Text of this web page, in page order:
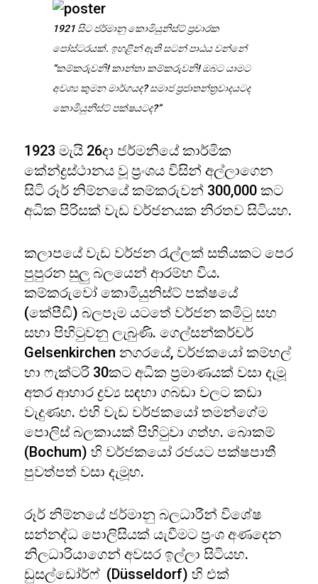
1921 සිට ජර්මානු කොමියුනිස්ට් ප්‍රචාරක
පෝස්ටරයක්. ඉහළින් ඇති සටන් පාඨය වන්නේ
“කම්කරුවනි! කාන්තා කම්කරුවනි! ඔබට යාමට
අවශ්‍ය කුමන මාර්ගයද? සමාජ ප්‍රජාතන්ත්‍රවාදයටද
කොමියුනිස්ට් පක්ෂයටද?”
1923 මැයි 26දා ජර්මනියේ කාර්මික
කේන්ද්‍රස්ථානය වූ ප්‍රංශය විසින් අල්ලාගෙන
සිටි රූර් නිම්නයේ කම්කරුවන් 300,000 කට
අධික පිරිසක් වැඩ වර්ජනයක නිරතව සිටියහ.
කලාපයේ වැඩ වර්ජන රැල්ලක් සතියකට පෙර
පුපුරන සුලු බලයෙන් ආරම්භ විය.
කම්කරුවෝ කොමියුනිස්ට් පක්ෂයේ
(කේපීඩී) බලපෑම යටතේ වර්ජන කමිටු සහ
සභා පිහිටුවනු ලැබුණි. ගෙල්සන්කර්චර්
Gelsenkirchen නගරයේ, වර්ජකයෝ කම්හල්
හා ෆැක්ටරි 30කට අධික ප්‍රමාණයක් වසා දැමූ
අතර ආහාර ද්‍රව්‍ය සඳහා ගබඩා වලට කඩා
වැදුණහ. එහි වැඩ වර්ජකයෝ තමන්ගේම
පොලිස් බලකායක් පිහිටුවා ගත්හ. බොකම්
(Bochum) හි වර්ජකයෝ රජයට පක්ෂපාතී
පුවත්පත් වසා දැමූහ.
රූර් නිම්නයේ ජර්මානු බලධාරීන් විශේෂ
සන්නද්ධ පොලිසියක් යැවීමට ප්‍රංශ අණදෙන
නිලධාරියාගෙන් අවසර ඉල්ලා සිටියහ.
ඩුසල්ඩෝර්ෆ් (Düsseldorf) හි එක්